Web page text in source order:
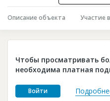
Инвестпроекты
Глоссарий
Платные услуги
Пресс-релизы
Описание объекта Участие
Чтобы просматривать
необходима платная
Войти